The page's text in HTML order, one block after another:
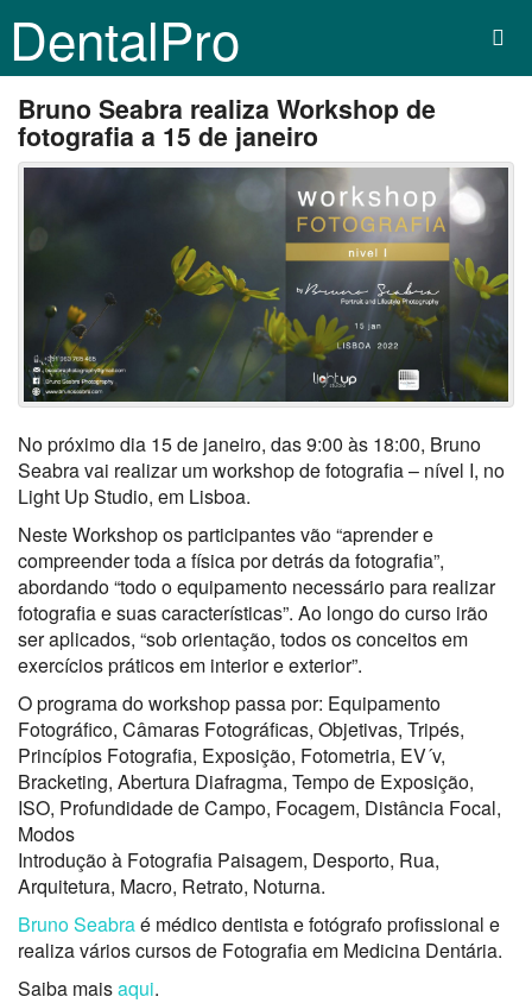
DentalPro
Bruno Seabra realiza Workshop de
fotografia a 15 de janeiro
No próximo dia 15 de janeiro, das 9:00 às 18:00, Bruno
Seabra vai realizar um workshop de fotografia – nível I, no
Light Up Studio, em Lisboa.
Neste Workshop os participantes vão “aprender e
compreender toda a física por detrás da fotografia”,
abordando “todo o equipamento necessário para realizar
fotografia e suas características”. Ao longo do curso irão
ser aplicados, “sob orientação, todos os conceitos em
exercícios práticos em interior e exterior”.
O programa do workshop passa por: Equipamento
Fotográfico, Câmaras Fotográficas, Objetivas, Tripés,
Princípios Fotografia, Exposição, Fotometria, EV´v,
Bracketing, Abertura Diafragma, Tempo de Exposição,
ISO, Profundidade de Campo, Focagem, Distância Focal,
Modos
Introdução à Fotografia Paisagem, Desporto, Rua,
Arquitetura, Macro, Retrato, Noturna.
Bruno Seabraé médico dentista e fotógrafo profissional e
realiza vários cursos de Fotografia em Medicina Dentária.
Saiba maisaqui.